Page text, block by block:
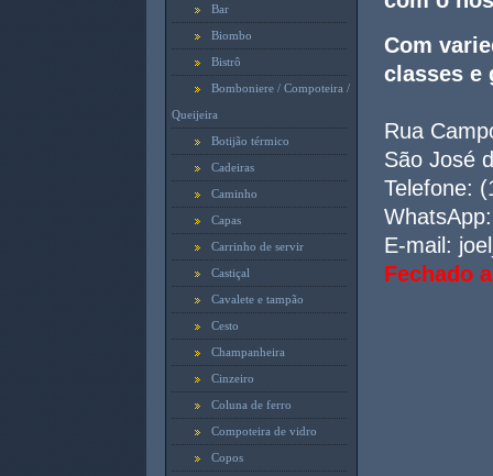
Bar
Biombo
Bistrô
Bomboniere / Compoteira /
Queijeira
Botijão térmico
Cadeiras
Caminho
Capas
Carrinho de servir
Castiçal
Cavalete e tampão
Cesto
Champanheira
Cinzeiro
Coluna de ferro
Compoteira de vidro
Copos
Com
classes e
Rua
São José
Telefone:
E-mail:
Fechado